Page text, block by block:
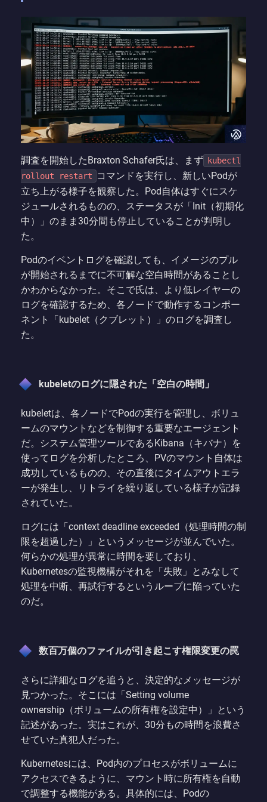
調査を開始したBraxton Schafer氏は、まず
kubectl
rollout restart
コマンドを実行し、新しいPodが
立ち上がる様子を観察した。Pod自体はすぐにスケ
ジュールされるものの、ステータスが「Init（初期化
中）」のまま30分間も停止していることが判明し
た。
Podのイベントログを確認しても、イメージのプル
が開始されるまでに不可解な空白時間があることし
かわからなかった。そこで氏は、より低レイヤーの
ログを確認するため、各ノードで動作するコンポー
ネント「kubelet（クブレット）」のログを調査し
た。
kubeletのログに隠された「空白の時間」
kubeletは、各ノードでPodの実行を管理し、ボリュ
ームのマウントなどを制御する重要なエージェント
だ。システム管理ツールであるKibana（キバナ）を
使ってログを分析したところ、PVのマウント自体は
成功しているものの、その直後にタイムアウトエラ
ーが発生し、リトライを繰り返している様子が記録
されていた。
ログには「context deadline exceeded（処理時間の制
限を超過した）」というメッセージが並んでいた。
何らかの処理が異常に時間を要しており、
Kubernetesの監視機構がそれを「失敗」とみなして
処理を中断、再試行するというループに陥っていた
のだ。
数百万個のファイルが引き起こす権限変更の罠
さらに詳細なログを追うと、決定的なメッセージが
見つかった。そこには「Setting volume
ownership（ボリュームの所有権を設定中）」という
記述があった。実はこれが、30分もの時間を浪費さ
せていた真犯人だった。
Kubernetesには、Pod内のプロセスがボリュームに
アクセスできるように、マウント時に所有権を自動
で調整する機能がある。具体的には、Podの